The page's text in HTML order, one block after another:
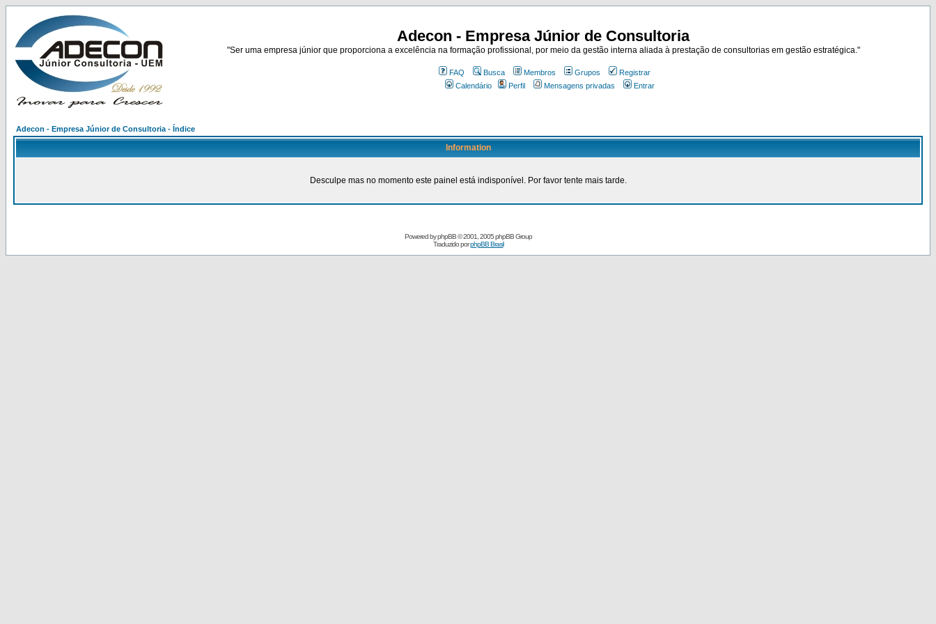
Adecon - Empresa Júnior de Consultoria
"Ser uma empresa júnior que proporciona a excelência na formação profissional, por meio da gestão interna aliada à prestação de consultorias em gestão estratégica."
FAQ Busca Membros Grupos
Registrar
Calendário
Perfil Mensagens privadas Entrar
Adecon - Empresa Júnior de Consultoria - Índice
Information
Desculpe mas no momento este painel está indisponível. Por favor tente mais tarde.
Powered byphpBB© 2001, 2005 phpBB Group
Traduzido porphpBB Brasil